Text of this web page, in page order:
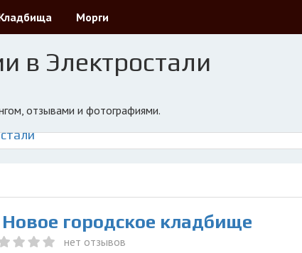
Морги
в Электростали
отзывами и фотографиями.
Новое городское кладбище
нет отзывов